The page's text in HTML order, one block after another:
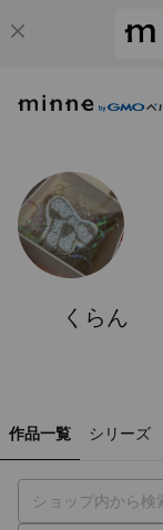
くらん
作品一覧 シリーズ